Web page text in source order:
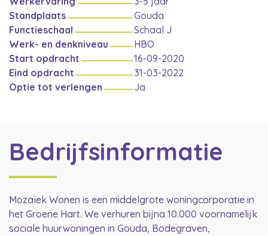
Standplaats
Gouda
Functieschaal
Schaal J
Werk- en denkniveau
HBO
Start opdracht
16-09-2020
Eind opdracht
31-03-2022
Optie tot verlengen
Ja
Bedrijfsinformatie
Mozaïek Wonen is een middelgrote woningcorporatie in
het Groene Hart. We verhuren bijna 10.000 voornamelijk
sociale huurwoningen in Gouda, Bodegraven,